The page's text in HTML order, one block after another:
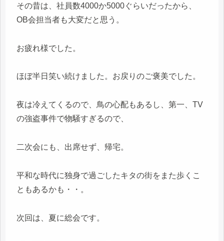
その昔は、社員数4000か5000ぐらいだったから、
OB会担当者も大変だと思う。
お疲れ様でした。
ほぼ半日笑い続けました。お戻りのご褒美でした。
夜は冷えてくるので、鳥の心配もあるし、第一、TV
の強盗事件で物騒すぎるので、
二次会にも、出席せず、帰宅。
平和な時代に独身で過ごしたキタの街をまた歩くこ
ともあるかも・・。
次回は、夏に総会です。